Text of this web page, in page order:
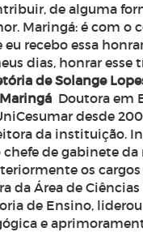
de alguma
Maringá: é com o
recebo essa
dias, honrar esse
de Solange
Doutora em
desde
da instituição.
de gabinete da
os
da Área de
de Ensino,
e